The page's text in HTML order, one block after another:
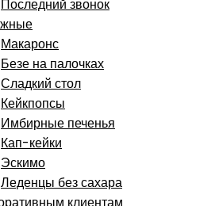
Последний звонок
Макаронс
Безе на палочках
Сладкий стол
Кейкпопсы
Имбирные печенья
Кап-кейки
Эскимо
Леденцы без сахара
клиентам